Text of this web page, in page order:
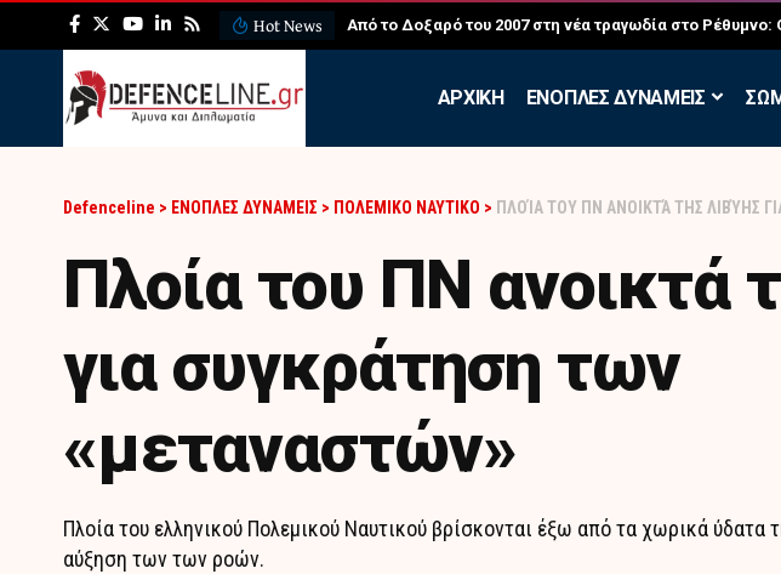
Hot News ΛΕΦΕΔ: Η εντυπωσιακή άσκηση των Εθελοντών
APXIKH ΕΝΟΠΛΕΣ ΔΥΝΑΜΕΙΣ
Defenceline > ΕΝΟΠΛΕΣ ΔΥΝΑΜΕΙΣ > ΠΟΛΕΜΙΚΟ ΝΑΥΤΙΚΟ > ΠΛΟΊΑ ΤΟΥ ΠΝ ΑΝΟΙΚΤΆ ΤΗΣ ΛΙΒΎΗΣ
Πλοία του ΠΝ ανοικτά
για συγκράτηση των
«μεταναστών»
Πλοία του ελληνικού Πολεμικού Ναυτικού βρίσκονται έξω από τα χωρικά ύδατα
αύξηση των των ροών.